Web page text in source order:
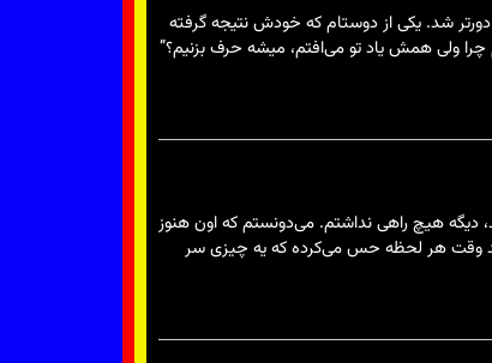
دورتر شد. یکی از دوستام که خودش نتیجه گرفته
چرا ولی همش یاد تو می‌افتم، میشه حرف بزنیم؟”
شد و با یه نفر دیگه دوست شد، دیگه هیچ راهی نداشتم. می‌دونستم که اون هنوز
چند وقت هر لحظه حس می‌کرده که یه چیزی سر